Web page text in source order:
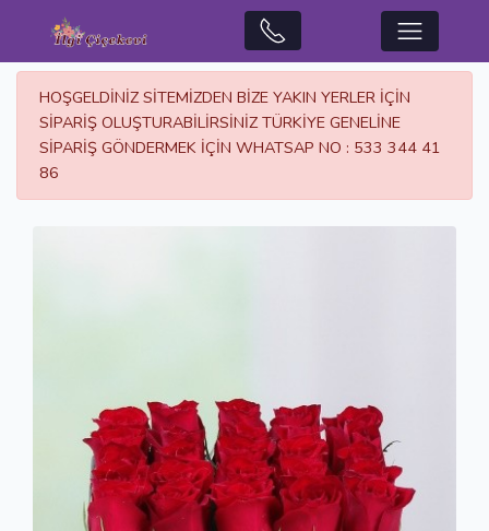
HOŞGELDİNİZ SİTEMİZDEN BİZE YAKIN YERLER İÇİN
SİPARİŞ OLUŞTURABİLİRSİNİZ TÜRKİYE GENELİNE
SİPARİŞ GÖNDERMEK İÇİN WHATSAP NO : 533 344 41
86